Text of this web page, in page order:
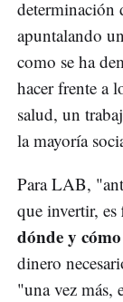
determinación
apuntalando un
como se ha
hacer frente a
salud, un
la mayoría
Para LAB,
que invertir, es
dónde y cómo
dinero
"una vez más,